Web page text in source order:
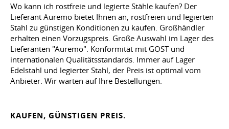
Wo kann ich rostfreie und legierte Stähle kaufen? Der
Lieferant Auremo bietet Ihnen an, rostfreien und legierten
Stahl zu günstigen Konditionen zu kaufen. Großhändler
erhalten einen Vorzugspreis. Große Auswahl im Lager des
Lieferanten "Auremo". Konformität mit GOST und
internationalen Qualitätsstandards. Immer auf Lager
Edelstahl und legierter Stahl, der Preis ist optimal vom
Anbieter. Wir warten auf Ihre Bestellungen.
KAUFEN, GÜNSTIGEN PREIS.